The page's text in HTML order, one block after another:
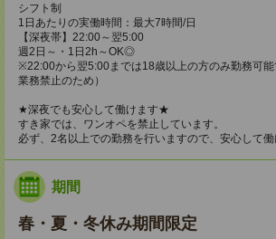
シフト制
1日あたりの実働時間：最大7時間/日
【深夜帯】22:00～翌5:00
週2日～・1日2h～OK◎
※22:00から翌5:00までは18歳以上の方のみ勤務可
業務禁止のため）
★深夜でも安心して働けます★
すき家では、ワンオペを禁止しています。
必ず、2名以上での勤務を行いますので、安心して働
期間
春・夏・冬休み期間限定